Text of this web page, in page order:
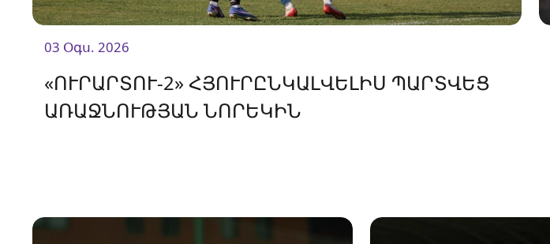
03 Օգս. 2026
«ՈՒՐԱՐՏՈՒ-2» ՀՅՈՒՐԸՆԿԱԼՎԵԼԻՍ ՊԱՐՏՎԵՑ
ԱՌԱՋՆՈՒԹՅԱՆ ՆՈՐԵԿԻՆ